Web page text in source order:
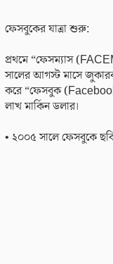
ফেসবুকের যাত্রা শুরু:
প্রথমে “ফেসম্যাস
সালের আগস্ট মাসে
করে “ফেসবুক
লাখ মার্কিন ডলার।
• ২০০৫ সালে ফেসবুকে